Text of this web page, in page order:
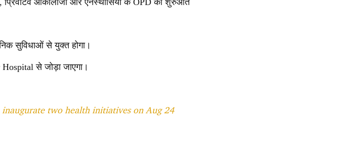
सुविधाओं से युक्त होगा।
से जोड़ा जाएगा।
two health initiatives on Aug 24